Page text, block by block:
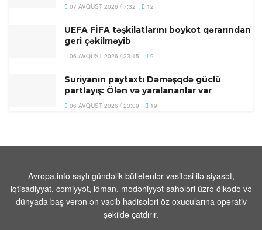
07 AVQUST 2026 / 7:32 12
UEFA FİFA təşkilatlarını boykot qərarından
geri çəkilməyib
06 AVQUST 2026 / 23:15 9
Suriyanın paytaxtı Dəməşqdə güclü
partlayış: Ölən və yaralananlar var
06 AVQUST 2026 / 23:09 19
Romada İsrail və Livan arasında
danışıqların 7-ci raundu davam edir
06 AVQUST 2026 / 20:23 12
Avropa.info saytı gündəlik bülletenlər vasitəsi ilə siyasət,
iqtisadiyyat, cəmiyyət, idman, mədəniyyət sahələri üzrə ölkədə və
dünyada baş verən ən vacib hadisələri öz oxucularına operativ
şəkildə çatdırır.